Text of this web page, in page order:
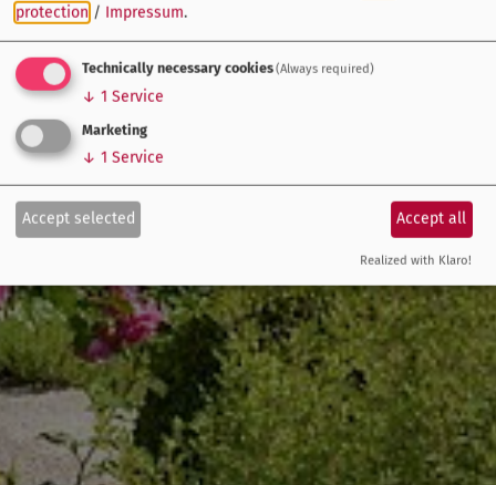
protection / Impressum.
Technically necessary cookies(Always required)
↓ 1 Service
Marketing
↓ 1 Service
Accept selected Accept all
Realized with Klaro!